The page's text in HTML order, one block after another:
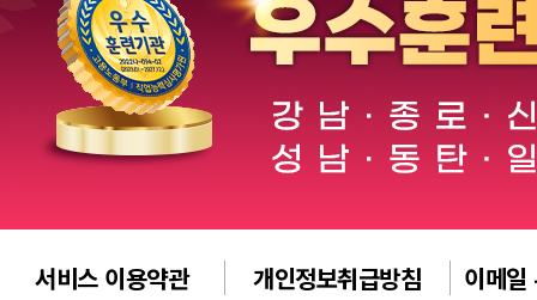
서비스 이용약관 개인정보취급방침 이메일